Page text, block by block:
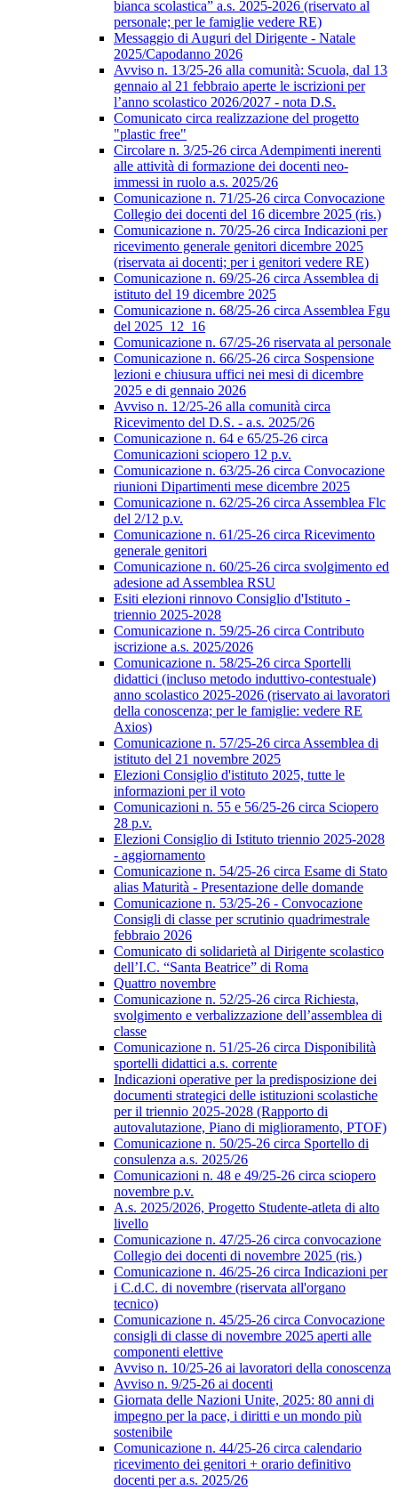
bianca scolastica” a.s. 2025-2026 (riservato al
personale; per le famiglie vedere RE)
Messaggio di Auguri del Dirigente - Natale
2025/Capodanno 2026
Avviso n. 13/25-26 alla comunità: Scuola, dal 13
gennaio al 21 febbraio aperte le iscrizioni per
l’anno scolastico 2026/2027 - nota D.S.
Comunicato circa realizzazione del progetto
"plastic free"
Circolare n. 3/25-26 circa Adempimenti inerenti
alle attività di formazione dei docenti neo-
immessi in ruolo a.s. 2025/26
Comunicazione n. 71/25-26 circa Convocazione
Collegio dei docenti del 16 dicembre 2025 (ris.)
Comunicazione n. 70/25-26 circa Indicazioni per
ricevimento generale genitori dicembre 2025
(riservata ai docenti; per i genitori vedere RE)
Comunicazione n. 69/25-26 circa Assemblea di
istituto del 19 dicembre 2025
Comunicazione n. 68/25-26 circa Assemblea Fgu
del 2025_12_16
Comunicazione n. 67/25-26 riservata al personale
Comunicazione n. 66/25-26 circa Sospensione
lezioni e chiusura uffici nei mesi di dicembre
2025 e di gennaio 2026
Avviso n. 12/25-26 alla comunità circa
Ricevimento del D.S. - a.s. 2025/26
Comunicazione n. 64 e 65/25-26 circa
Comunicazioni sciopero 12 p.v.
Comunicazione n. 63/25-26 circa Convocazione
riunioni Dipartimenti mese dicembre 2025
Comunicazione n. 62/25-26 circa Assemblea Flc
del 2/12 p.v.
Comunicazione n. 61/25-26 circa Ricevimento
generale genitori
Comunicazione n. 60/25-26 circa svolgimento ed
adesione ad Assemblea RSU
Esiti elezioni rinnovo Consiglio d'Istituto -
triennio 2025-2028
Comunicazione n. 59/25-26 circa Contributo
iscrizione a.s. 2025/2026
Comunicazione n. 58/25-26 circa Sportelli
didattici (incluso metodo induttivo-contestuale)
anno scolastico 2025-2026 (riservato ai lavoratori
della conoscenza; per le famiglie: vedere RE
Axios)
Comunicazione n. 57/25-26 circa Assemblea di
istituto del 21 novembre 2025
Elezioni Consiglio d'istituto 2025, tutte le
informazioni per il voto
Comunicazioni n. 55 e 56/25-26 circa Sciopero
28 p.v.
Elezioni Consiglio di Istituto triennio 2025-2028
- aggiornamento
Comunicazione n. 54/25-26 circa Esame di Stato
alias Maturità - Presentazione delle domande
Comunicazione n. 53/25-26 - Convocazione
Consigli di classe per scrutinio quadrimestrale
febbraio 2026
Comunicato di solidarietà al Dirigente scolastico
dell’I.C. “Santa Beatrice” di Roma
Quattro novembre
Comunicazione n. 52/25-26 circa Richiesta,
svolgimento e verbalizzazione dell’assemblea di
classe
Comunicazione n. 51/25-26 circa Disponibilità
sportelli didattici a.s. corrente
Indicazioni operative per la predisposizione dei
documenti strategici delle istituzioni scolastiche
per il triennio 2025-2028 (Rapporto di
autovalutazione, Piano di miglioramento, PTOF)
Comunicazione n. 50/25-26 circa Sportello di
consulenza a.s. 2025/26
Comunicazioni n. 48 e 49/25-26 circa sciopero
novembre p.v.
A.s. 2025/2026, Progetto Studente-atleta di alto
livello
Comunicazione n. 47/25-26 circa convocazione
Collegio dei docenti di novembre 2025 (ris.)
Comunicazione n. 46/25-26 circa Indicazioni per
i C.d.C. di novembre (riservata all'organo
tecnico)
Comunicazione n. 45/25-26 circa Convocazione
consigli di classe di novembre 2025 aperti alle
componenti elettive
Avviso n. 10/25-26 ai lavoratori della conoscenza
Avviso n. 9/25-26 ai docenti
Giornata delle Nazioni Unite, 2025: 80 anni di
impegno per la pace, i diritti e un mondo più
sostenibile
Comunicazione n. 44/25-26 circa calendario
ricevimento dei genitori + orario definitivo
docenti per a.s. 2025/26